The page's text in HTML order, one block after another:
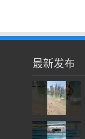
最新发布